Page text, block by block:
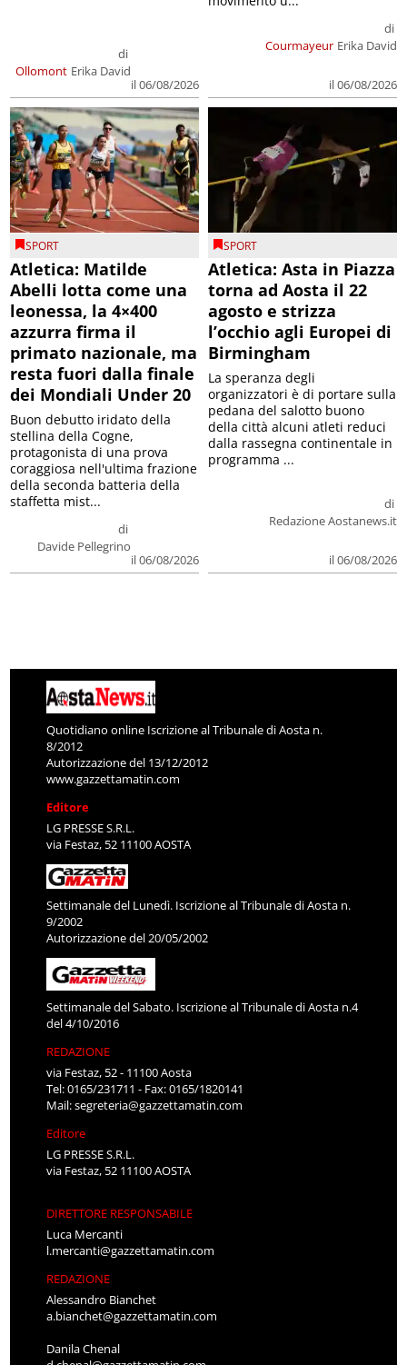
Ollomont
di
Erika David
il 06/08/2026
Courmayeur
di
Erika David
il 06/08/2026
SPORT
Atletica: Matilde
Abelli lotta come una
leonessa, la 4×400
azzurra firma il
primato nazionale, ma
resta fuori dalla finale
dei Mondiali Under 20
di
Davide Pellegrino
il 06/08/2026
Buon debutto iridato della
stellina della Cogne,
protagonista di una prova
coraggiosa nell'ultima frazione
della seconda batteria della
staffetta mist...
SPORT
Atletica: Asta in Piazza
torna ad Aosta il 22
agosto e strizza
l’occhio agli Europei di
Birmingham
di
Redazione Aostanews.it
il 06/08/2026
La speranza degli
organizzatori è di portare sulla
pedana del salotto buono
della città alcuni atleti reduci
dalla rassegna continentale in
programma ...
Quotidiano online Iscrizione al Tribunale di Aosta n.
8/2012
Autorizzazione del 13/12/2012
www.gazzettamatin.com
Editore
LG PRESSE S.R.L.
via Festaz, 52 11100 AOSTA
Settimanale del Lunedì. Iscrizione al Tribunale di Aosta n.
9/2002
Autorizzazione del 20/05/2002
Settimanale del Sabato. Iscrizione al Tribunale di Aosta n.4
del 4/10/2016
REDAZIONE
via Festaz, 52 - 11100 Aosta
Tel: 0165/231711 - Fax: 0165/1820141
Mail:segreteria@gazzettamatin.com
Editore
LG PRESSE S.R.L.
via Festaz, 52 11100 AOSTA
DIRETTORE RESPONSABILE
Luca Mercanti
l.mercanti@gazzettamatin.com
REDAZIONE
Alessandro Bianchet
a.bianchet@gazzettamatin.com
Danila Chenal